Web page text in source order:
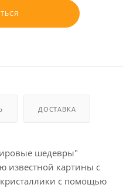
ДОСТАВКА
шедевры"
известной картины с
с помощью